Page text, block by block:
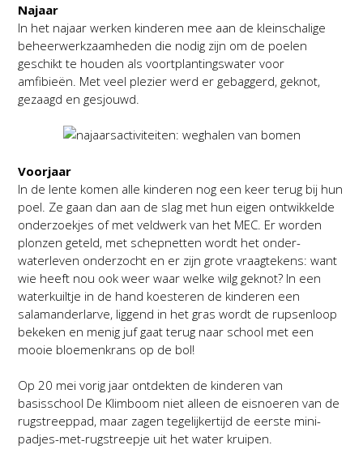
Najaar
In het najaar werken kinderen mee aan de kleinschalige
beheerwerkzaamheden die nodig zijn om de poelen
geschikt te houden als voortplantingswater voor
amfibieën. Met veel plezier werd er gebaggerd, geknot,
gezaagd en gesjouwd.
Voorjaar
In de lente komen alle kinderen nog een keer terug bij hun
poel. Ze gaan dan aan de slag met hun eigen ontwikkelde
onderzoekjes of met veldwerk van het MEC. Er worden
plonzen geteld, met schepnetten wordt het onder-
waterleven onderzocht en er zijn grote vraagtekens: want
wie heeft nou ook weer waar welke wilg geknot? In een
waterkuiltje in de hand koesteren de kinderen een
salamanderlarve, liggend in het gras wordt de rupsenloop
bekeken en menig juf gaat terug naar school met een
mooie bloemenkrans op de bol!
Op 20 mei vorig jaar ontdekten de kinderen van
basisschool De Klimboom niet alleen de eisnoeren van de
rugstreeppad, maar zagen tegelijkertijd de eerste mini-
padjes-met-rugstreepje uit het water kruipen.